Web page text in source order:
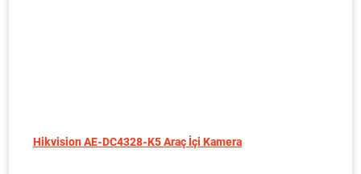
Hikvision AE-DC4328-K5 Araç İçi Kamera